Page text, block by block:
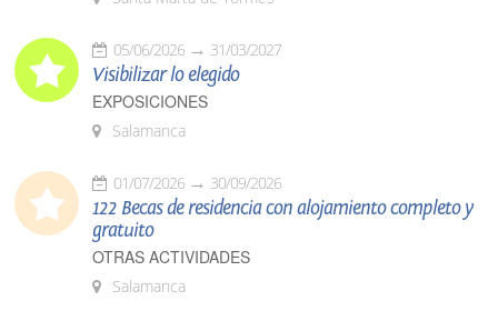
05/06/2026 31/03/2027
Visibilizar lo elegido
EXPOSICIONES
Salamanca
01/07/2026 30/09/2026
122 Becas de residencia con alojamiento completo y
gratuito
OTRAS ACTIVIDADES
Salamanca